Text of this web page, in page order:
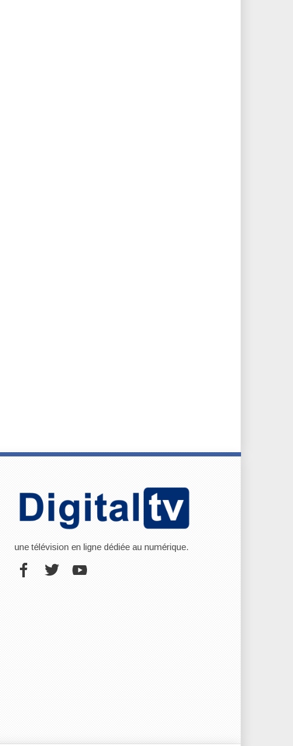
une télévision en ligne dédiée au numérique.